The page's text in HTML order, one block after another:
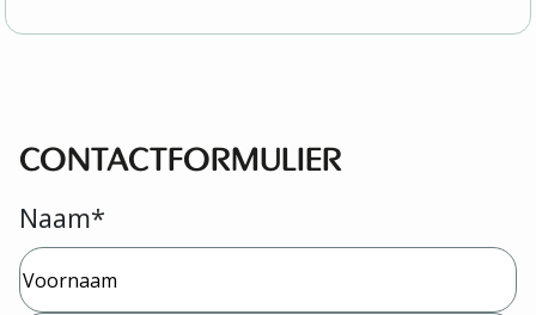
CONTACTFORMULIER
Naam*